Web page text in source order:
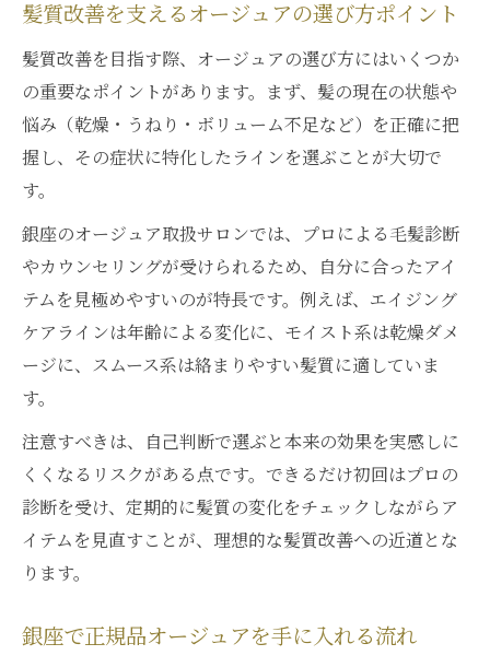
髪質改善を支えるオージュアの選び方ポイント
髪質改善を目指す際、オージュアの選び方にはいくつか
の重要なポイントがあります。まず、髪の現在の状態や
悩み（乾燥・うねり・ボリューム不足など）を正確に把
握し、その症状に特化したラインを選ぶことが大切で
す。
銀座のオージュア取扱サロンでは、プロによる毛髪診断
やカウンセリングが受けられるため、自分に合ったアイ
テムを見極めやすいのが特長です。例えば、エイジング
ケアラインは年齢による変化に、モイスト系は乾燥ダメ
ージに、スムース系は絡まりやすい髪質に適していま
す。
注意すべきは、自己判断で選ぶと本来の効果を実感しに
くくなるリスクがある点です。できるだけ初回はプロの
診断を受け、定期的に髪質の変化をチェックしながらア
イテムを見直すことが、理想的な髪質改善への近道とな
ります。
銀座で正規品オージュアを手に入れる流れ